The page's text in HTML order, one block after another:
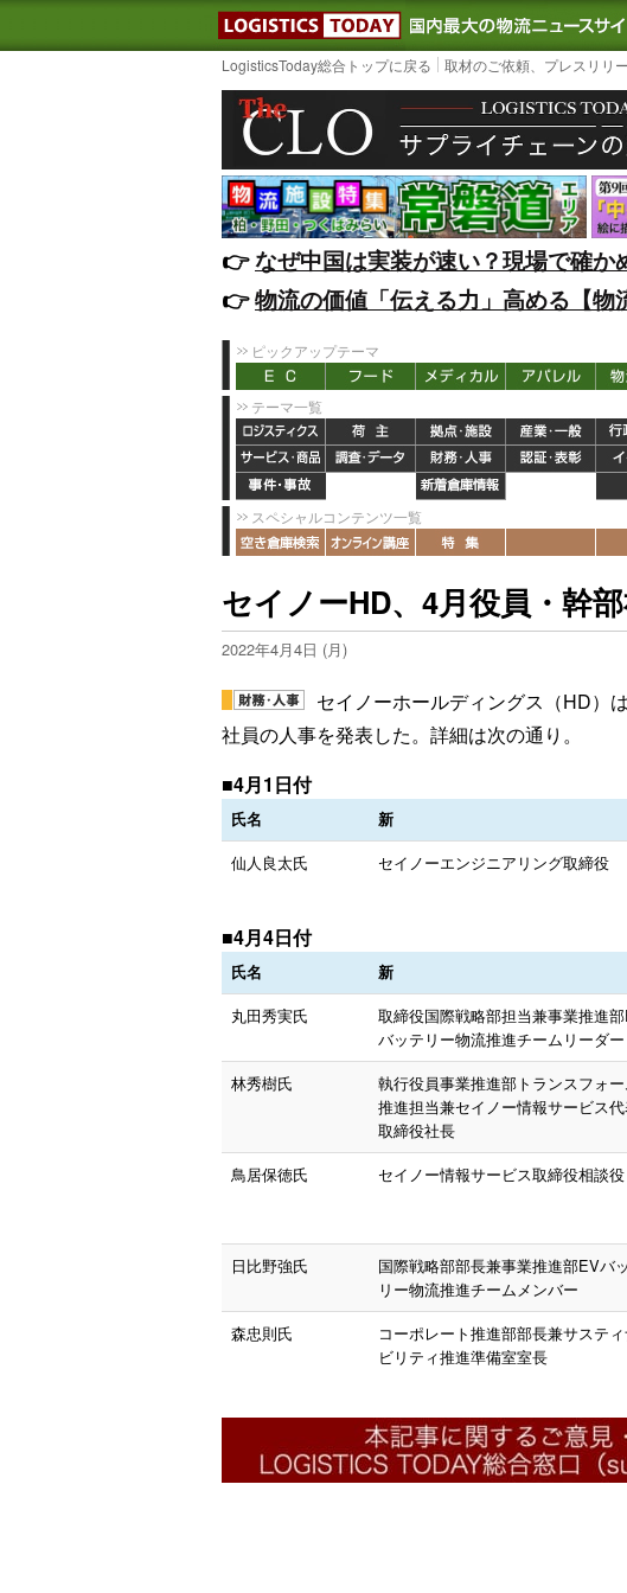
LOGISTICS TODAY｜国
LogisticsToday総合トップに戻る 取材のご依頼、プレスリリ
👉️なぜ中国は実装が速い？現場で確か
👉️物流の価値「伝える力」高める【
ピックアップテーマ
テーマ一覧
スペシャルコンテンツ一覧
セイノーHD、4月役員・幹
2022年4月4日 (月)
セイノーホールディングス（HD）
社員の人事を発表した。詳細は次の通り。
■4月1日付
氏名 新
仙人良太氏 セイノーエンジニアリング取締役
■4月4日付
氏名 新
丸田秀実氏
取締役国際戦略部担当兼事業推進
バッテリー物流推進チームリーダー
林秀樹氏
執行役員事業推進部トランスフォ
推進担当兼セイノー情報サービス
取締役社長
鳥居保徳氏 セイノー情報サービス取締役相談役
日比野強氏
国際戦略部部長兼事業推進部EVバ
リー物流推進チームメンバー
森忠則氏
コーポレート推進部部長兼サステ
ビリティ推進準備室室長